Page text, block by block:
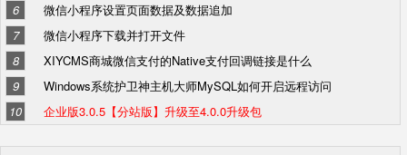
6
微信小程序设置页面数据及数据追加
7
微信小程序下载并打开文件
8
XIYCMS商城微信支付的Native支付回调链接是什么
9
Windows系统护卫神主机大师MySQL如何开启远程访问
10
企业版3.0.5【分站版】升级至4.0.0升级包